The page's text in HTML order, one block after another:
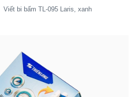
Viết bi bấm TL-095 Laris, xanh